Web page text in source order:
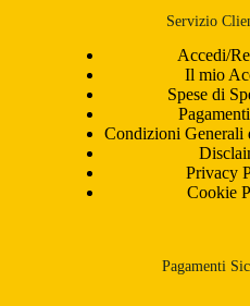
Servizio
Accedi/
Il mio
Spese di
Condizioni Generali
Privacy
Cookie
Pagamenti